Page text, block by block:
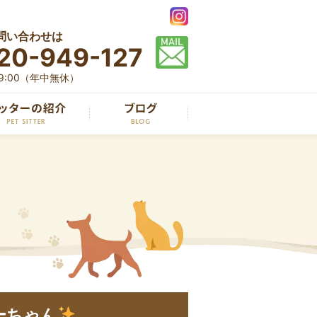
い合わせは
949-127
（年中無休）